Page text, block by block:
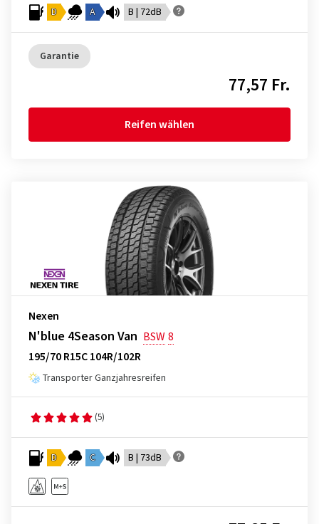
D A B | 72dB
Garantie
77,57 Fr.
Reifen wählen
Nexen
N'blue 4Season Van BSW8
195/70 R15C 104R/102R
Transporter Ganzjahresreifen
(5)
D C B | 73dB